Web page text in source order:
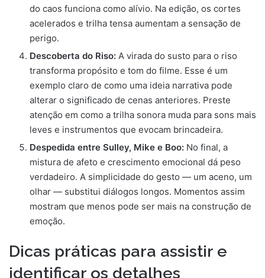
do caos funciona como alívio. Na edição, os cortes
acelerados e trilha tensa aumentam a sensação de
perigo.
Descoberta do Riso: A virada do susto para o riso
transforma propósito e tom do filme. Esse é um
exemplo claro de como uma ideia narrativa pode
alterar o significado de cenas anteriores. Preste
atenção em como a trilha sonora muda para sons mais
leves e instrumentos que evocam brincadeira.
Despedida entre Sulley, Mike e Boo: No final, a
mistura de afeto e crescimento emocional dá peso
verdadeiro. A simplicidade do gesto — um aceno, um
olhar — substitui diálogos longos. Momentos assim
mostram que menos pode ser mais na construção de
emoção.
Dicas práticas para assistir e
identificar os detalhes